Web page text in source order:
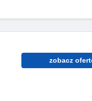
zobacz